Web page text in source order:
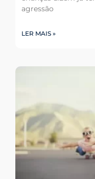
agressão
LER MAIS »